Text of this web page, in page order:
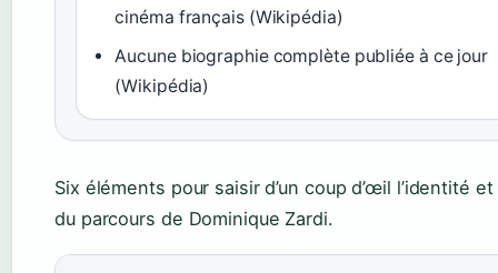
cinéma français (Wikipédia)
Aucune biographie complète publiée à ce jour
(Wikipédia)
Six éléments pour saisir d’un coup d’œil l’identité et
du parcours de Dominique Zardi.